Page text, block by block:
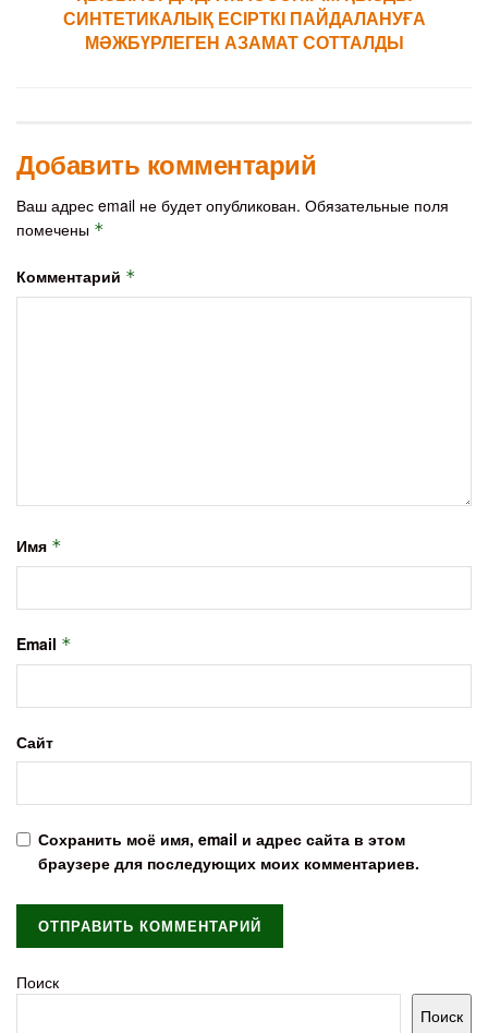
СИНТЕТИКАЛЫҚ ЕСІРТКІ ПАЙДАЛАНУҒА
МӘЖБҮРЛЕГЕН АЗАМАТ СОТТАЛДЫ
Добавить комментарий
Ваш адрес email не будет опубликован. Обязательные поля
помечены *
Комментарий *
Имя *
Email *
Сайт
Сохранить моё имя, email и адрес сайта в этом
браузере для последующих моих комментариев.
Поиск
Поиск